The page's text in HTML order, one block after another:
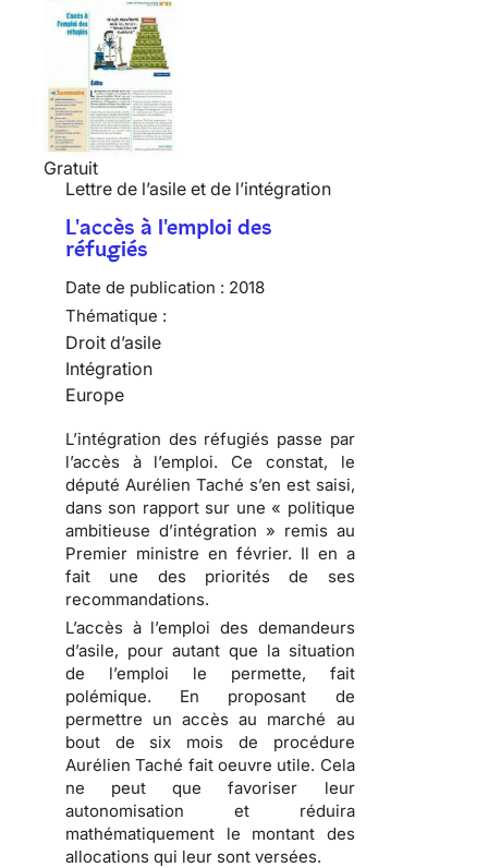
Gratuit
Lettre de l’asile et de l’intégration
L'accès à l'emploi des
réfugiés
Date de publication : 2018
Thématique :
Droit d’asile
Intégration
Europe
L’intégration des réfugiés passe par
l’accès à l’emploi. Ce constat, le
député Aurélien Taché s’en est saisi,
dans son rapport sur une « politique
ambitieuse d’intégration » remis au
Premier ministre en février. Il en a
fait une des priorités de ses
recommandations.
L’accès à l’emploi des demandeurs
d’asile, pour autant que la situation
de l’emploi le permette, fait
polémique. En proposant de
permettre un accès au marché au
bout de six mois de procédure
Aurélien Taché fait oeuvre utile. Cela
ne peut que favoriser leur
autonomisation et réduira
mathématiquement le montant des
allocations qui leur sont versées.